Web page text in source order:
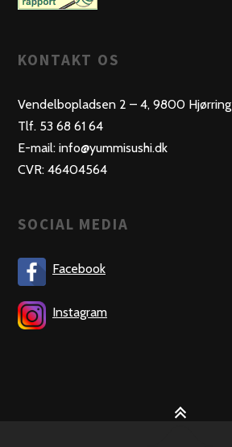
KONTAKT OS
Vendelbopladsen 2 – 4, 9800 Hjørring
Tlf. 53 68 61 64
E-mail: info@yummisushi.dk
CVR: 46404564
SOCIAL MEDIA
Facebook
Instagram